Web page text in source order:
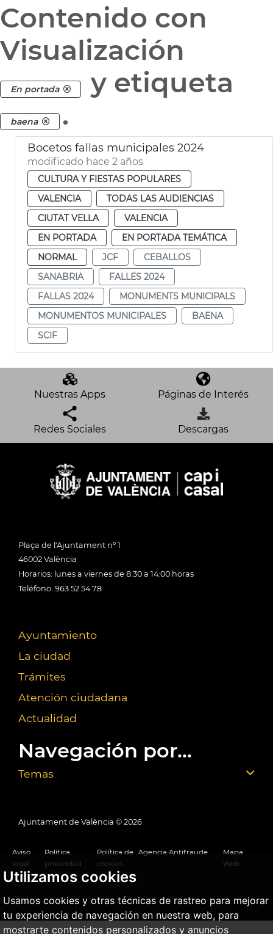
Utilizamos cookies
Usamos cookies y otras técnicas de rastreo para mejorar
tu experiencia de navegación en nuestra web, para
mostrarte contenidos personalizados y anuncios
Contenido con
Visualización
En portada y etiqueta
baena .
Bocetos fallas municipales 2024
modificado hace 2 años
CULTURA Y FIESTAS POPULARES
VALENCIA
TODAS LAS AUDIENCIAS
CIUTAT VELLA
VALENCIA
EN PORTADA
EN PORTADA TEMÁTICA
NORMAL
JCF
CEBALLOS
SANABRIA
FALLES 2024
FALLAS 2024
MONUMENTS MUNICIPALS
MONUMENTOS MUNICIPALES
BAENA
SCIF
Nuestras Apps Páginas de Interés
Redes Sociales Descargas
Plaça de l'Ajuntament nº 1
46002 València
Horarios: lunes a viernes de 8:30 a 14:00 horas
Teléfono: 963 52 54 78
Ayuntamiento
La ciudad
Trámites
Atención ciudadana
Actualidad
Navegación por...
Temas
Ajuntament de València © 2026
Aviso
legal
Política
privacidad
Política de
cookies
Agencia Antifraude
Mapa
Web